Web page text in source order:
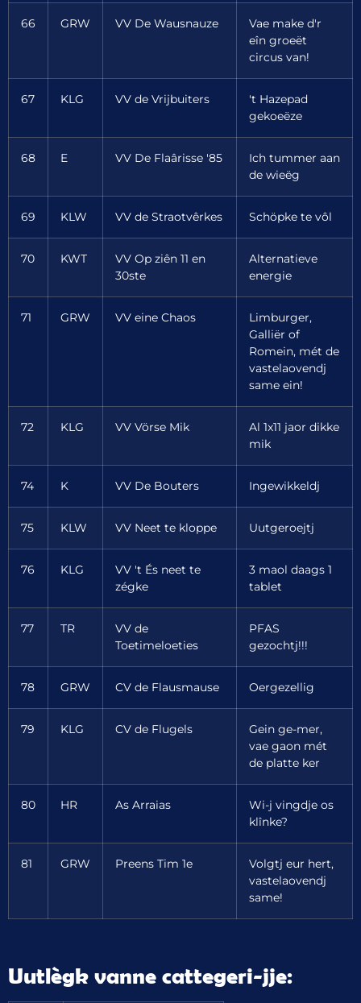
66 GRW VV De Wausnauze
Vae make d'r
eîn groeët
circus van!
67 KLG VV de Vrijbuiters
't Hazepad
gekoeëze
68 E VV De Flaârisse '85
Ich tummer aan
de wieëg
69 KLW VV de Straotvêrkes Schöpke te vôl
70 KWT
VV Op ziên 11 en
30ste
Alternatieve
energie
71 GRW VV eine Chaos
Limburger,
Galliër of
Romein, mét de
vastelaovendj
same ein!
72 KLG VV Vörse Mik
Al 1x11 jaor dikke
mik
74 K VV De Bouters Ingewikkeldj
75 KLW VV Neet te kloppe Uutgeroejtj
76 KLG
VV 't És neet te
zégke
3 maol daags 1
tablet
77 TR
VV de
Toetimeloeties
PFAS
gezochtj!!!
78 GRW CV de Flausmause Oergezellig
79 KLG CV de Flugels
Gein ge-mer,
vae gaon mét
de platte ker
80 HR As Arraias
Wi-j vingdje os
klînke?
81 GRW Preens Tim 1e
Volgtj eur hert,
vastelaovendj
same!
Uutlègk vanne cattegeri-jje: